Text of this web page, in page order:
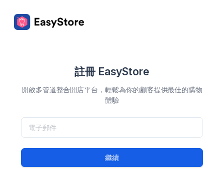
註冊 EasyStore
開啟多管道整合開店平台，輕鬆為你的顧客提供最佳的購物
體驗
繼續